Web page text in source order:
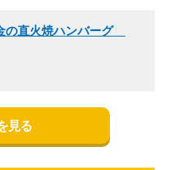
の直火焼ハンバーグ
見る